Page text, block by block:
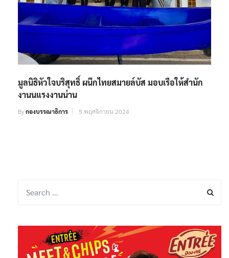
มูลนิธิหัวใจบริสุทธิ์ ผนึกไทยสมายล์บัส มอบเรือให้สำนัก
งานนแรงงานน่าน
Byกองบรรณาธิการ 5 พฤศจิกายน 2024